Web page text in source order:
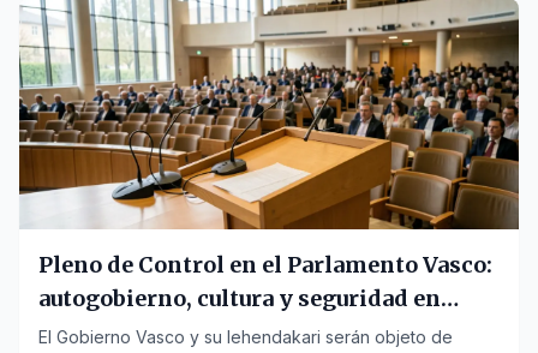
Pleno de Control en el Parlamento Vasco:
autogobierno, cultura y seguridad en
debate
El Gobierno Vasco y su lehendakari serán objeto de